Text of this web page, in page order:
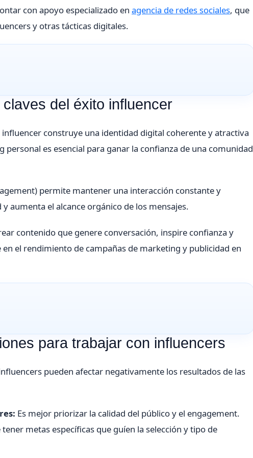
con apoyo especializado en agencia de redes sociales, que
y otras tácticas digitales.
del éxito influencer
construye una identidad digital coherente y atractiva
es esencial para ganar la confianza de una comunidad
permite mantener una interacción constante y
aumenta el alcance orgánico de los mensajes.
contenido que genere conversación, inspire confianza y
el rendimiento de campañas de marketing y publicidad en
para trabajar con influencers
pueden afectar negativamente los resultados de las
Es mejor priorizar la calidad del público y el engagement.
tener metas específicas que guíen la selección y tipo de